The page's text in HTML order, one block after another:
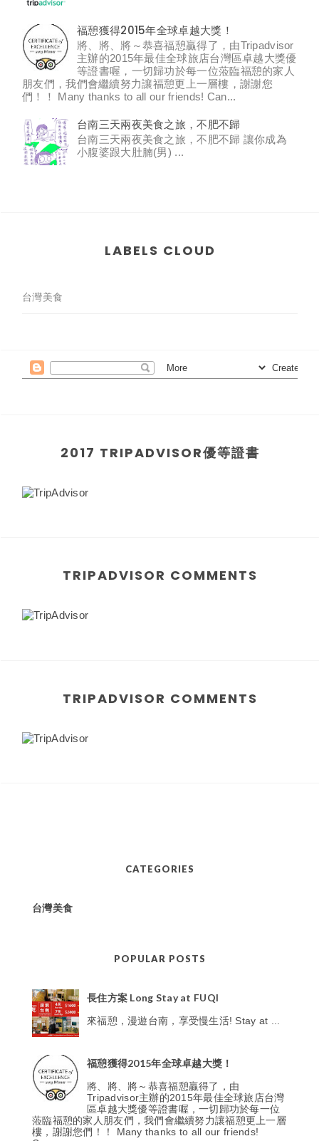
福憩獲得2015年全球卓越大獎！
將、將、將～恭喜福憩贏得了，由Tripadvisor
主辦的2015年最佳全球旅店台灣區卓越大獎優
等證書喔，一切歸功於每一位蒞臨福憩的家人
朋友們，我們會繼續努力讓福憩更上一層樓，謝謝您
們！！ Many thanks to all our friends! Can...
台南三天兩夜美食之旅，不肥不歸
台南三天兩夜美食之旅，不肥不歸 讓你成為
小腹婆跟大肚腩(男) ...
LABELS CLOUD
台灣美食
2017 TRIPADVISOR優等證書
TRIPADVISOR COMMENTS
TRIPADVISOR COMMENTS
CATEGORIES
台灣美食
POPULAR POSTS
長住方案 Long Stay at FUQI
來福憩，漫遊台南，享受慢生活! Stay at ...
福憩獲得2015年全球卓越大獎！
將、將、將～恭喜福憩贏得了，由
Tripadvisor主辦的2015年最佳全球旅店台灣
區卓越大獎優等證書喔，一切歸功於每一位
蒞臨福憩的家人朋友們，我們會繼續努力讓福憩更上一層
樓，謝謝您們！！ Many thanks to all our friends!